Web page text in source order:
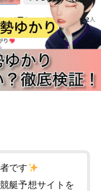
です
艇予想サイトを